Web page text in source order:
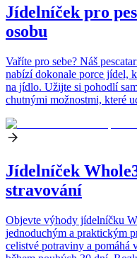
Jídelníček pro
osobu
Vaříte pro sebe? Náš
nabízí dokonale porce jídel,
na jídlo. Užijte si pohodlí
chutnými možnostmi, které
Jídelníček
stravování
Objevte výhody jídelníčku
jednoduchým a praktickým
celistvé potraviny a pomáhá